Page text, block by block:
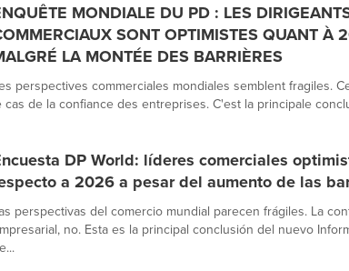
MONDIALE DU PD : LES
SONT OPTIMISTES QUANT À
LA MONTÉE DES BARRIÈRES
perspectives commerciales mondiales semblent fragiles.
cas de la confiance des entreprises. C'est la principale
DP World: líderes comerciales
a 2026 a pesar del aumento de las
perspectivas del comercio mundial parecen frágiles. La
no. Esta es la principal conclusión del nuevo